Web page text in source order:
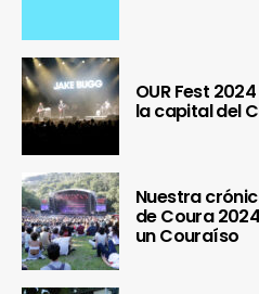
OUR Fest
la capital del
Nuestra
de Coura
un Couraíso